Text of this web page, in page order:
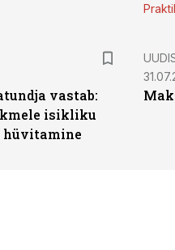
vastab:
isikliku
hüvitamine